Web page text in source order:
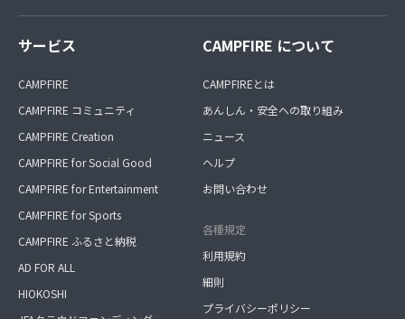
サービス
CAMPFIRE
CAMPFIRE コミュニティ
CAMPFIRE Creation
CAMPFIRE for Social Good
CAMPFIRE for Entertainment
CAMPFIRE for Sports
CAMPFIRE ふるさと納税
AD FOR ALL
HIOKOSHI
CAMPFIRE について
CAMPFIREとは
あんしん・安全への取り組み
ニュース
ヘルプ
お問い合わせ
各種規定
利用規約
細則
プライバシーポリシー